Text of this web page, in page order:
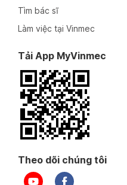
Tìm bác sĩ
Làm việc tại Vinmec
Tải App MyVinmec
Theo dõi chúng tôi